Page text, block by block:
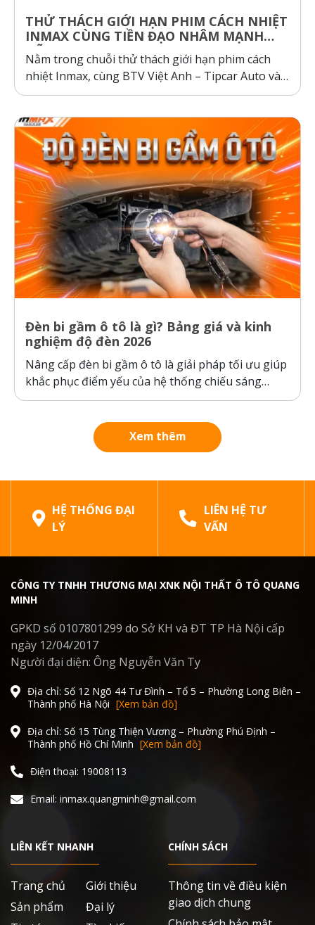
THỬ THÁCH GIỚI HẠN PHIM CÁCH NHIỆT
INMAX CÙNG TIỀN ĐẠO NHÂM MẠNH
DŨNG
Nằm trong chuỗi thử thách giới hạn phim cách
nhiệt Inmax, cùng BTV Việt Anh – Tipcar Auto và
cầu thủ Nhâm Mạnh Dũng so sánh và kiểm
các dòng phim cách nhiệt cơ chế phản xạ và hấp
thụ...
Đèn bi gầm ô tô là gì? Bảng giá và kinh
nghiệm độ đèn 2026
Nâng cấp đèn bi gầm ô tô là giải pháp tối ưu giúp
khắc phục điểm yếu của hệ thống chiếu sáng
nguyên bản của xe, đảm bảo an toàn khi di
phân tích chi tiết cấu tạo, công...
Xem thêm
HỆ THỐNG ĐẠI
LÝ
LIÊN HỆ TƯ
VẤN
CÔNG TY TNHH THƯƠNG MẠI XNK NỘI THẤT Ô TÔ QUANG
MINH
GPKD số 0107801299 do Sở KH và ĐT TP Hà Nội cấp
ngày 12/04/2017
Người đại diện: Ông Nguyễn Văn Ty
Địa chỉ: Số 12 Ngõ 44 Tư Đình – Tổ 5 – Phường Long Biên –
Thành phố Hà Nội [Xem bản đồ]
Địa chỉ: Số 15 Tùng Thiện Vương – Phường Phú Định –
Thành phố Hồ Chí Minh [Xem bản đồ]
Điện thoại: 19008113
Email: inmax.quangminh@gmail.com
LIÊN KẾT NHANH
Trang chủ
Giới thiệu
Sản phẩm
Đại lý
CHÍNH SÁCH
Thông tin về điều kiện
giao dịch chung